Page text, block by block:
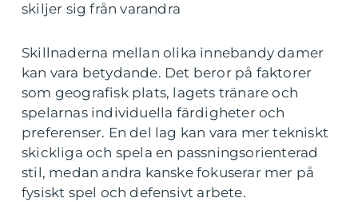
skiljer sig från varandra
Skillnaderna mellan olika innebandy damer
kan vara betydande. Det beror på faktorer
som geografisk plats, lagets tränare och
spelarnas individuella färdigheter och
preferenser. En del lag kan vara mer tekniskt
skickliga och spela en passningsorienterad
stil, medan andra kanske fokuserar mer på
fysiskt spel och defensivt arbete.